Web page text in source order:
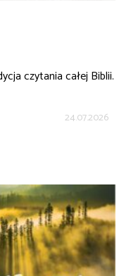
czytania całej Biblii.
24.07.2026